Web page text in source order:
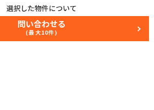
選択した物件について
問い合わせる
(最大10件)